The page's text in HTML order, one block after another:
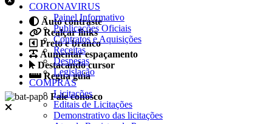
Auto contraste
Realçar links
Preto e branco
Aumentar espaçamento
Destacando cursor
Regua guia
Fale conosco
CORONAVIRUS
Painel Informativo
Publicações Oficiais
Contratos e Aquisições
Receitas
Despesas
Legislação
COMPRAS
Licitações
Editais de Licitações
Demonstrativo das licitações